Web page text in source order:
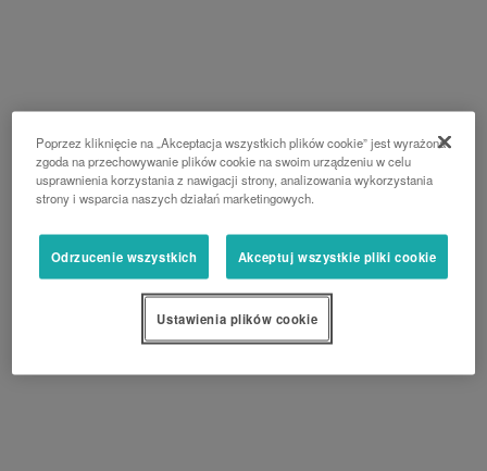
Poprzez kliknięcie na „Akceptacja wszystkich plików cookie” jest wyrażona
zgoda na przechowywanie plików cookie na swoim urządzeniu w celu
usprawnienia korzystania z nawigacji strony, analizowania wykorzystania
strony i wsparcia naszych działań marketingowych.
Odrzucenie wszystkich Akceptuj wszystkie pliki cookie
Ustawienia plików cookie